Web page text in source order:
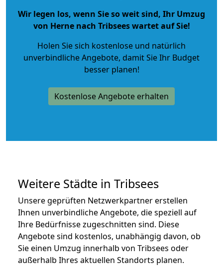
Wir legen los, wenn Sie so weit sind, Ihr Umzug
von Herne nach Tribsees wartet auf Sie!
Holen Sie sich kostenlose und natürlich
unverbindliche Angebote, damit Sie Ihr Budget
besser planen!
Kostenlose Angebote erhalten
Weitere Städte in Tribsees
Unsere geprüften Netzwerkpartner erstellen
Ihnen unverbindliche Angebote, die speziell auf
Ihre Bedürfnisse zugeschnitten sind. Diese
Angebote sind kostenlos, unabhängig davon, ob
Sie einen Umzug innerhalb von Tribsees oder
außerhalb Ihres aktuellen Standorts planen.